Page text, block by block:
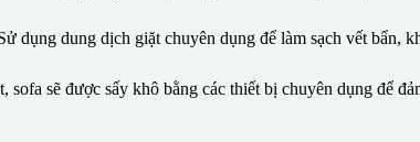
dụng dung dịch giặt chuyên dụng để làm sạch vết bẩn,
sofa sẽ được sấy khô bằng các thiết bị chuyên dụng để